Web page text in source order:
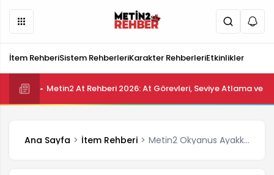
İtem RehberiSistem RehberleriKarakter RehberleriEtkinlikler
Metin2 At Rehberi 2026: At Görevleri, Seviye Atlama ve
Ana Sayfa İtem Rehberi Metin2 Okyanus Ayakkabısı Nereden Düşer, Nasıl Alınır, Efsunları Neler?